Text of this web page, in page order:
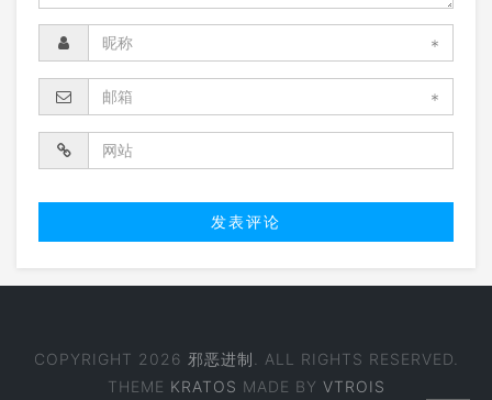
*
*
COPYRIGHT 2026 邪恶进制 . ALL RIGHTS RESERVED.
THEME KRATOS MADE BY VTROIS